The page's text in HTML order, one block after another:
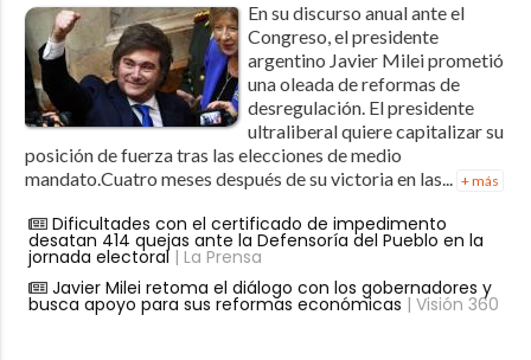
En su discurso anual ante el
Congreso, el presidente
argentino Javier Milei prometió
una oleada de reformas de
desregulación. El presidente
ultraliberal quiere capitalizar su
posición de fuerza tras las elecciones de medio
mandato.Cuatro meses después de su victoria en las... + más
Dificultades con el certificado de impedimento
desatan 414 quejas ante la Defensoría del Pueblo en la
jornada electoral| La Prensa
Javier Milei retoma el diálogo con los gobernadores y
busca apoyo para sus reformas económicas | Visión 360